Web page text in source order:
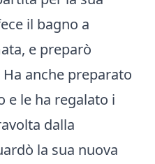
il bagno a
e preparò
anche preparato
e le ha regalato i
dalla
la sua nuova